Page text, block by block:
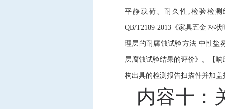
平静载荷、耐久性,检验检
QB/T2189-2013《家具五金 杯
理层的耐腐蚀试验方法 中性盐
层腐蚀试验结果的评价》。【
构出具的检测报告扫描件并加
内容十：